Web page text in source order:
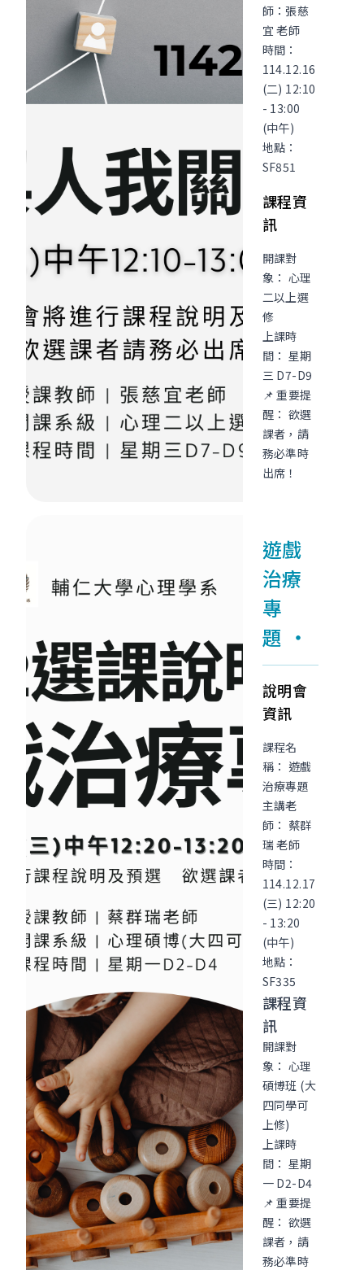
師：張慈
宜 老師
時間：
114.12.16
(二) 12:10
- 13:00
(中午)
地點：
SF851
課程資
訊
開課對
象： 心理
二以上選
修
上課時
間： 星期
三 D7-D9
📌 重要提
醒： 欲選
課者，請
務必準時
出席！
遊戲
治療
專
題
說明會
資訊
課程名
稱： 遊戲
治療專題
主講老
師： 蔡群
瑞 老師
時間：
114.12.17
(三) 12:20
- 13:20
(中午)
地點：
SF335
課程資
訊
開課對
象： 心理
碩博班 (大
四同學可
上修)
上課時
間： 星期
一 D2-D4
📌 重要提
醒： 欲選
課者，請
務必準時